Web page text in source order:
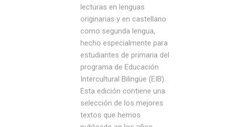
lecturas en lenguas
originarias y en castellano
como segunda lengua,
hecho especialmente para
estudiantes de primaria del
programa de Educación
Intercultural Bilingüe (EIB).
Esta edición contiene una
selección de los mejores
textos que hemos